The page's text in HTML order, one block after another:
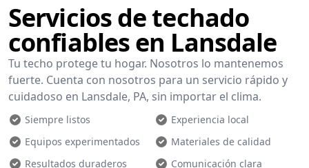
Servicios de techado
confiables en Lansdale
Tu techo protege tu hogar. Nosotros lo mantenemos
fuerte. Cuenta con nosotros para un servicio rápido y
cuidadoso en Lansdale, PA, sin importar el clima.
Siempre listos
Experiencia local
Equipos experimentados
Materiales de calidad
Resultados duraderos
Comunicación clara